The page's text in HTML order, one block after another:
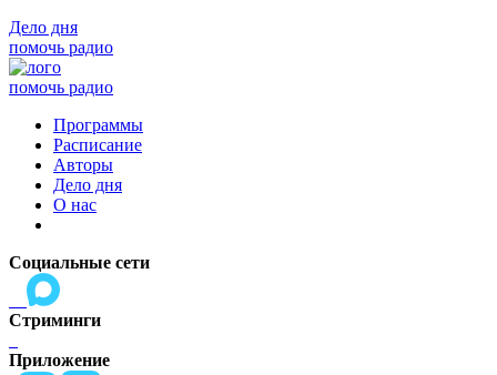
Дело дня
помочь радио
помочь радио
Программы
Расписание
Авторы
Дело дня
О нас
Социальные сети
Стриминги
Приложение